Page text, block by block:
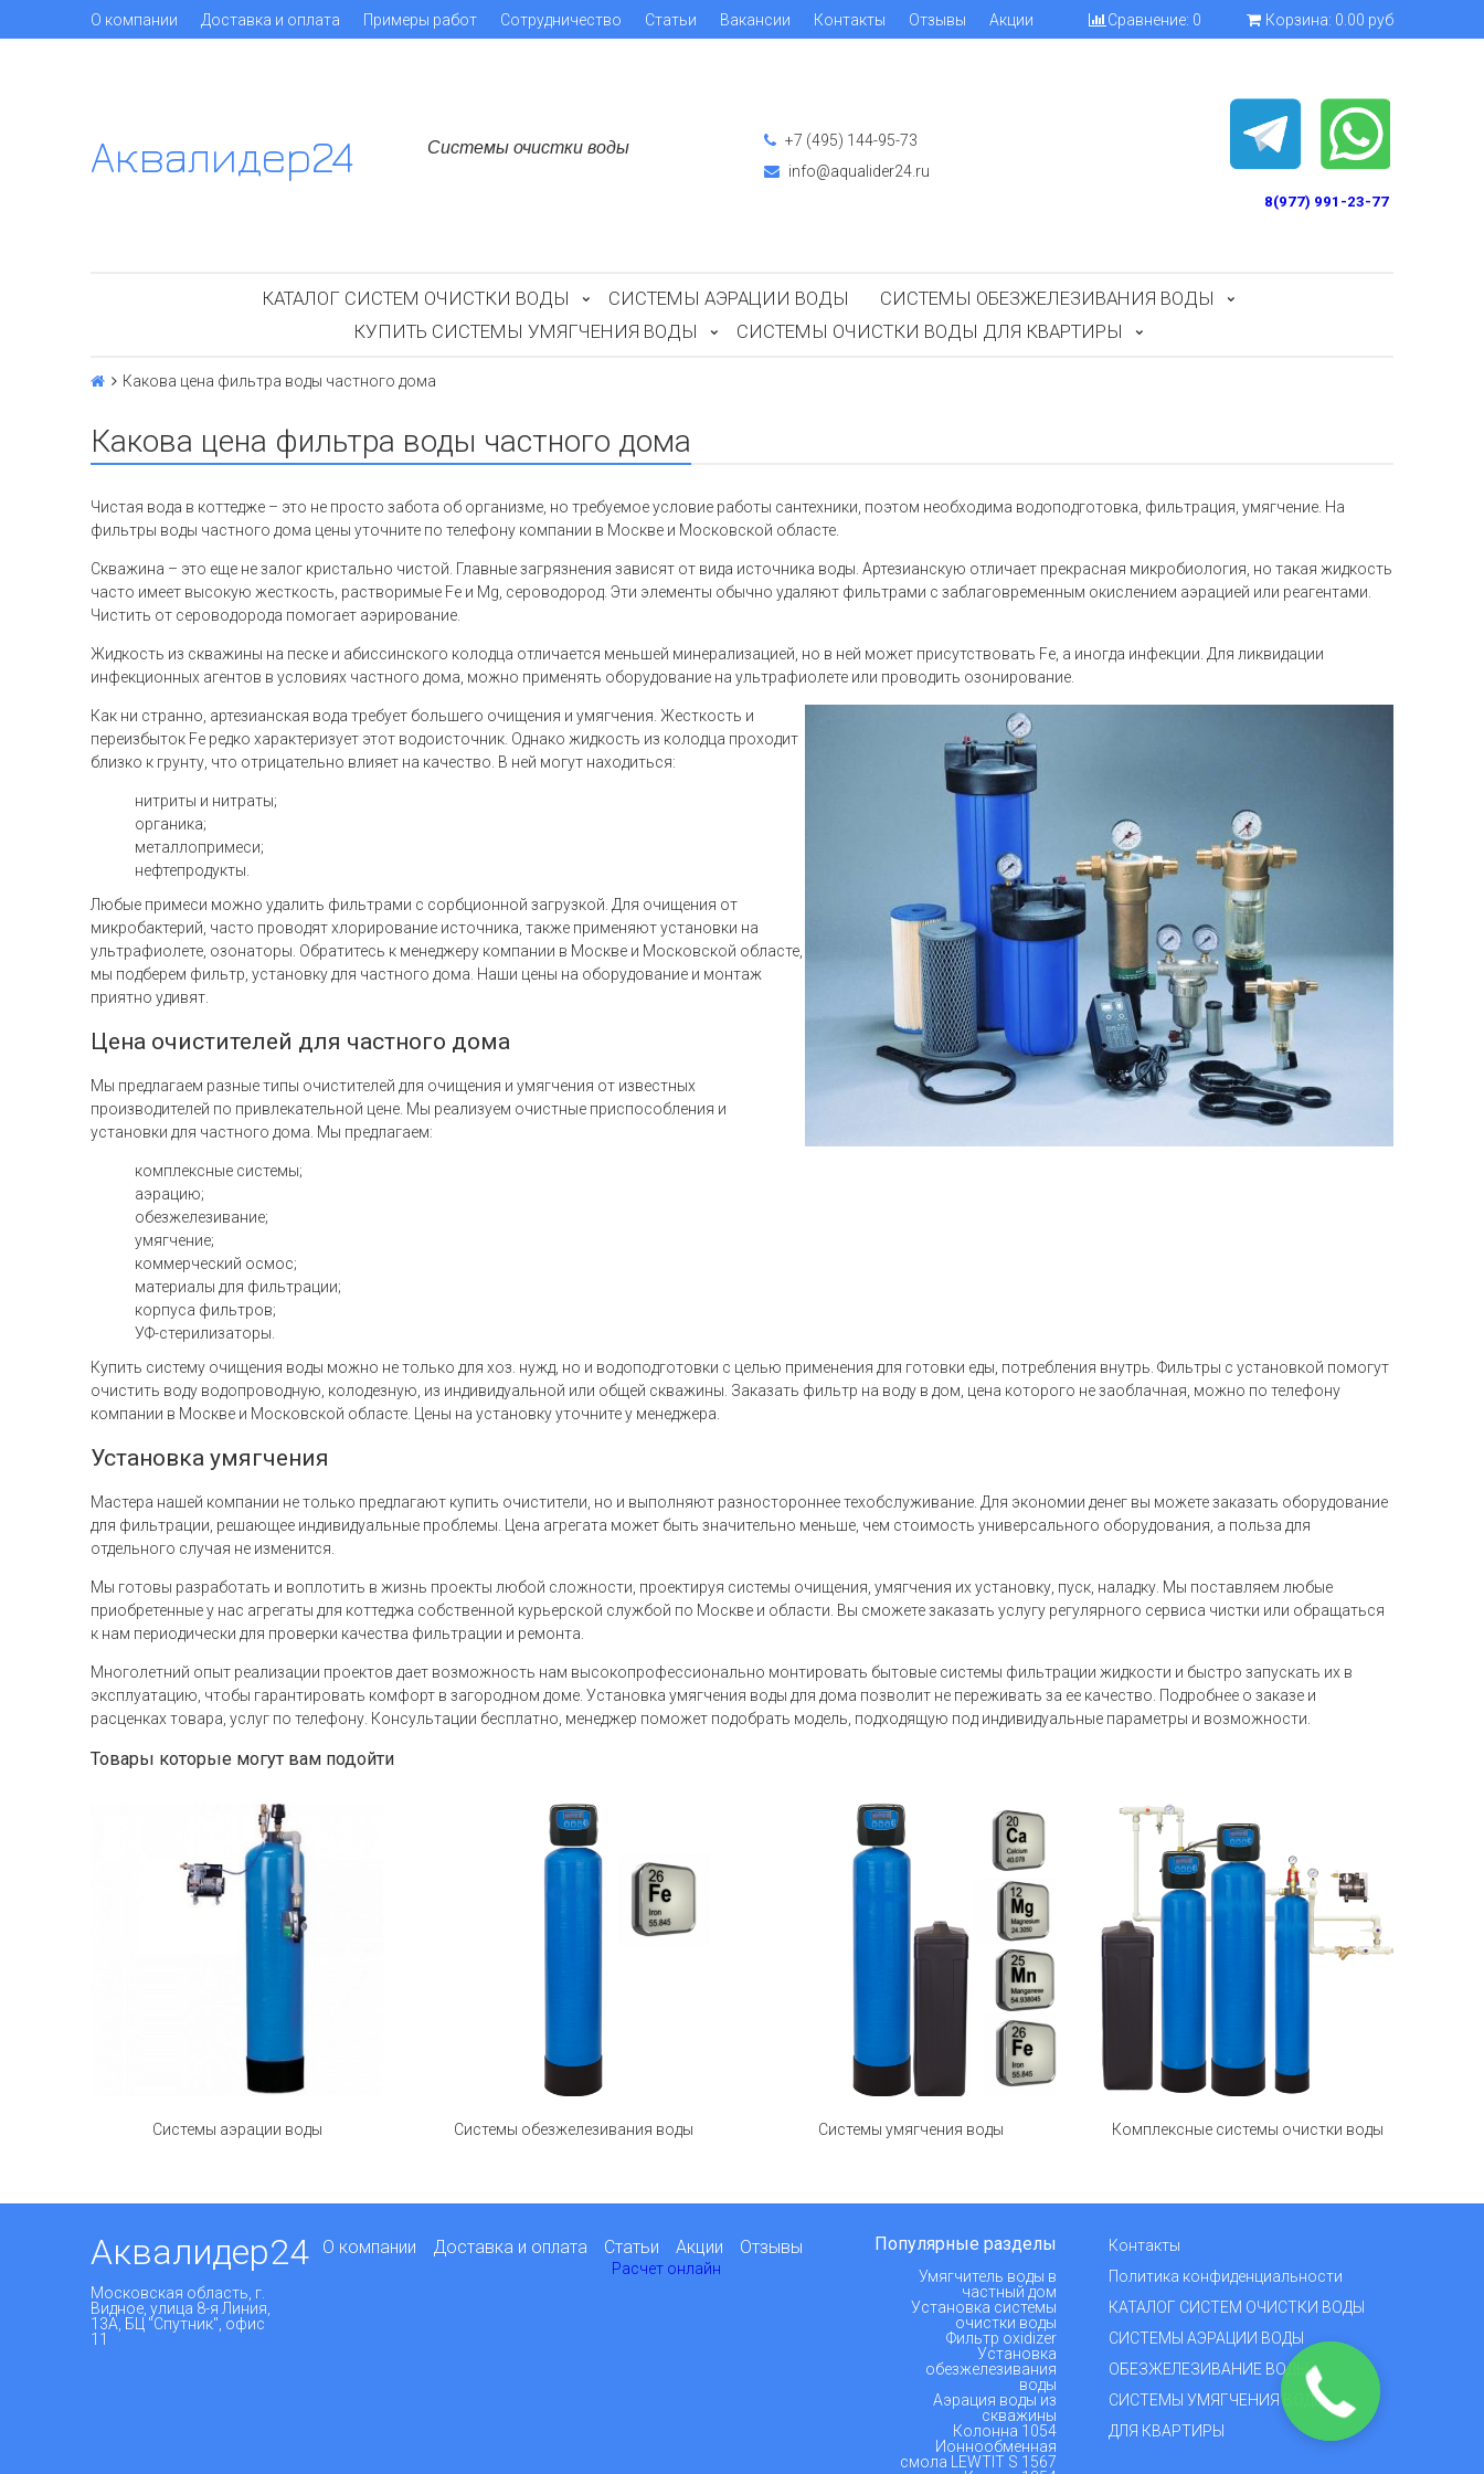
О компании Доставка и оплата Примеры работ Сотрудничество Статьи Вакансии Контакты Отзывы Акции Сравнение: 0 Корзина: 0.00 руб
Аквалидер24 Системы очистки воды
+7 (495) 144-95-73
info@aqualider24.ru
8(977) 991-23-77
КАТАЛОГ СИСТЕМ ОЧИСТКИ ВОДЫ СИСТЕМЫ АЭРАЦИИ ВОДЫ
СИСТЕМЫ ОБЕЗЖЕЛЕЗИВАНИЯ ВОДЫ
КУПИТЬ СИСТЕМЫ УМЯГЧЕНИЯ ВОДЫ
СИСТЕМЫ ОЧИСТКИ ВОДЫ ДЛЯ КВАРТИРЫ
Какова цена фильтра воды частного дома
Какова цена фильтра воды частного дома
Чистая вода в коттедже – это не просто забота об организме, но требуемое условие работы сантехники, поэтом необходима водоподготовка, фильтрация, умягчение. На
фильтры воды частного дома цены уточните по телефону компании в Москве и Московской областе.
Скважина – это еще не залог кристально чистой. Главные загрязнения зависят от вида источника воды. Артезианскую отличает прекрасная микробиология, но такая жидкость
часто имеет высокую жесткость, растворимые Fе и Mg, сероводород. Эти элементы обычно удаляют фильтрами с заблаговременным окислением аэрацией или реагентами.
Чистить от сероводорода помогает аэрирование.
Жидкость из скважины на песке и абиссинского колодца отличается меньшей минерализацией, но в ней может присутствовать Fе, а иногда инфекции. Для ликвидации
инфекционных агентов в условиях частного дома, можно применять оборудование на ультрафиолете или проводить озонирование.
Как ни странно, артезианская вода требует большего очищения и умягчения. Жесткость и
переизбыток Fе редко характеризует этот водоисточник. Однако жидкость из колодца проходит
близко к грунту, что отрицательно влияет на качество. В ней могут находиться:
нитриты и нитраты;
органика;
металлопримеси;
нефтепродукты.
Любые примеси можно удалить фильтрами с сорбционной загрузкой. Для очищения от
микробактерий, часто проводят хлорирование источника, также применяют установки на
ультрафиолете, озонаторы. Обратитесь к менеджеру компании в Москве и Московской областе,
мы подберем фильтр, установку для частного дома. Наши цены на оборудование и монтаж
приятно удивят.
Цена очистителей для частного дома
Мы предлагаем разные типы очистителей для очищения и умягчения от известных
производителей по привлекательной цене. Мы реализуем очистные приспособления и
установки для частного дома. Мы предлагаем:
комплексные системы;
аэрацию;
обезжелезивание;
умягчение;
коммерческий осмос;
материалы для фильтрации;
корпуса фильтров;
УФ-стерилизаторы.
Купить систему очищения воды можно не только для хоз. нужд, но и водоподготовки с целью применения для готовки еды, потребления внутрь. Фильтры с установкой помогут
очистить воду водопроводную, колодезную, из индивидуальной или общей скважины. Заказать фильтр на воду в дом, цена которого не заоблачная, можно по телефону
компании в Москве и Московской областе. Цены на установку уточните у менеджера.
Установка умягчения
Мастера нашей компании не только предлагают купить очистители, но и выполняют разностороннее техобслуживание. Для экономии денег вы можете заказать оборудование
для фильтрации, решающее индивидуальные проблемы. Цена агрегата может быть значительно меньше, чем стоимость универсального оборудования, а польза для
отдельного случая не изменится.
Мы готовы разработать и воплотить в жизнь проекты любой сложности, проектируя системы очищения, умягчения их установку, пуск, наладку. Мы поставляем любые
приобретенные у нас агрегаты для коттеджа собственной курьерской службой по Москве и области. Вы сможете заказать услугу регулярного сервиса чистки или обращаться
к нам периодически для проверки качества фильтрации и ремонта.
Многолетний опыт реализации проектов дает возможность нам высокопрофессионально монтировать бытовые системы фильтрации жидкости и быстро запускать их в
эксплуатацию, чтобы гарантировать комфорт в загородном доме. Установка умягчения воды для дома позволит не переживать за ее качество. Подробнее о заказе и
расценках товара, услуг по телефону. Консультации бесплатно, менеджер поможет подобрать модель, подходящую под индивидуальные параметры и возможности.
Товары которые могут вам подойти
Системы аэрации воды Системы обезжелезивания воды Системы умягчения воды Комплексные системы очистки воды
Аквалидер24
Московская область, г.
Видное, улица 8-я Линия,
13А, БЦ "Спутник", офис
11
О компании Доставка и оплата Статьи Акции Отзывы
Расчет онлайн
Популярные разделы
Умягчитель воды в
частный дом
Установка системы
очистки воды
Фильтр oxidizer
Установка
обезжелезивания
воды
Аэрация воды из
скважины
Колонна 1054
Ионнообменная
смола LEWTIT S 1567
Контакты
Политика конфиденциальности
КАТАЛОГ СИСТЕМ ОЧИСТКИ ВОДЫ
СИСТЕМЫ АЭРАЦИИ ВОДЫ
ОБЕЗЖЕЛЕЗИВАНИЕ ВОДЫ
СИСТЕМЫ УМЯГЧЕНИЯ ВОДЫ
ДЛЯ КВАРТИРЫ